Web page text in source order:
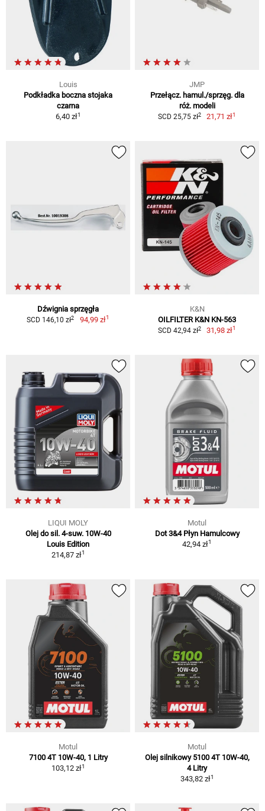
Louis
Podkładka boczna stojaka
czarna
6,40 zł1
JMP
Przełącz. hamul./sprzęg. dla
róż. modeli
SCD 25,75 zł2 21,71 zł1
Dźwignia sprzęgła
SCD 146,10 zł2 94,99 zł1
K&N
OILFILTER K&N KN-563
SCD 42,94 zł2 31,98 zł1
LIQUI MOLY
Olej do sil. 4-suw. 10W-40
Louis Edition
214,87 zł1
Motul
Dot 3&4 Płyn Hamulcowy
42,94 zł1
Motul
7100 4T 10W-40, 1 Litry
103,12 zł1
Motul
Olej silnikowy 5100 4T 10W-40,
4 Litry
343,82 zł1